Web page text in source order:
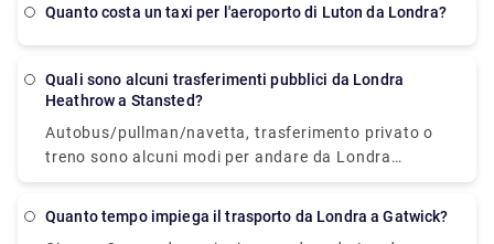
online poiché molte compagnie offrono sconti sulle
35 per un'auto berlina a 4 posti. Tuttavia, dipende
anche dal tuo bagaglio e dal tempo di ritiro.
Quanto costa un taxi per l'aeroporto di Luton da Londra?
Quali sono alcuni trasferimenti pubblici da Londra
Heathrow a Stansted?
Autobus/pullman/navetta, trasferimento privato o
treno sono alcuni modi per andare da Londra
Heathrow all'aeroporto di Londra Stansted. Puoi
Express online o presso le biglietterie del terminal.
Quanto tempo impiega il trasporto da Londra a Gatwick?